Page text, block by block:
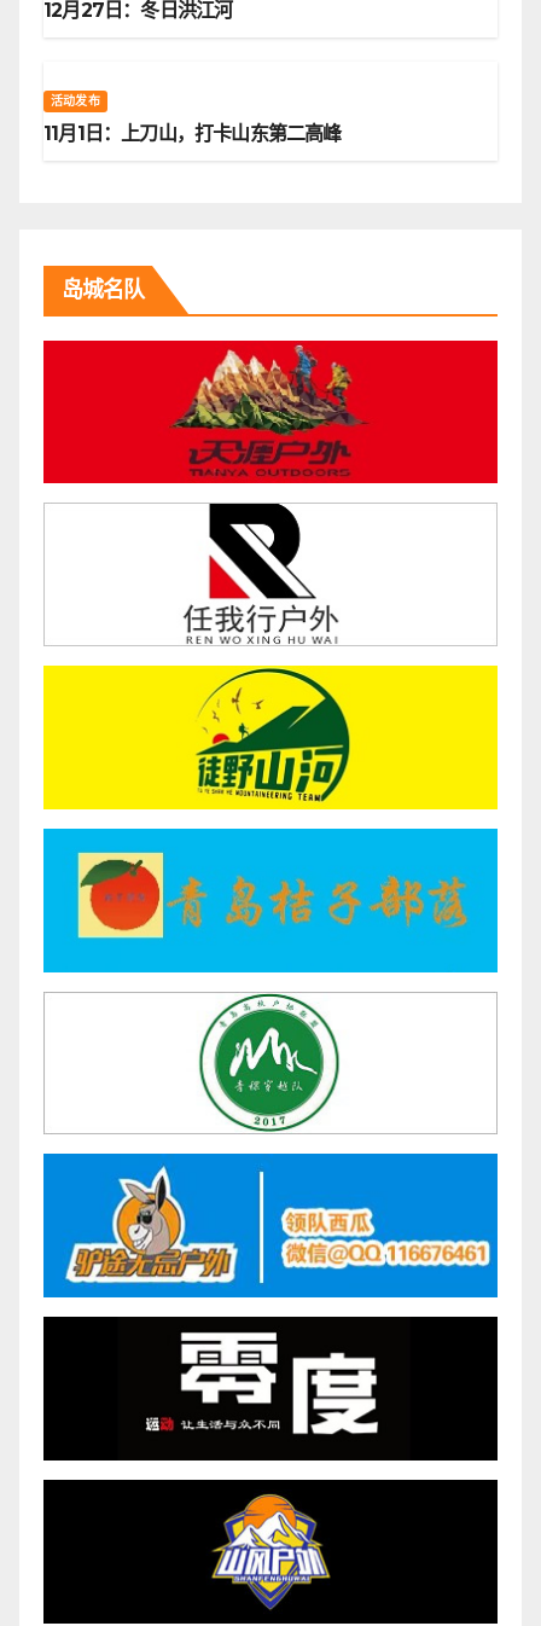
12月27日：冬日洪江河
活动发布
11月1日：上刀山，打卡山东第二高峰
岛城名队